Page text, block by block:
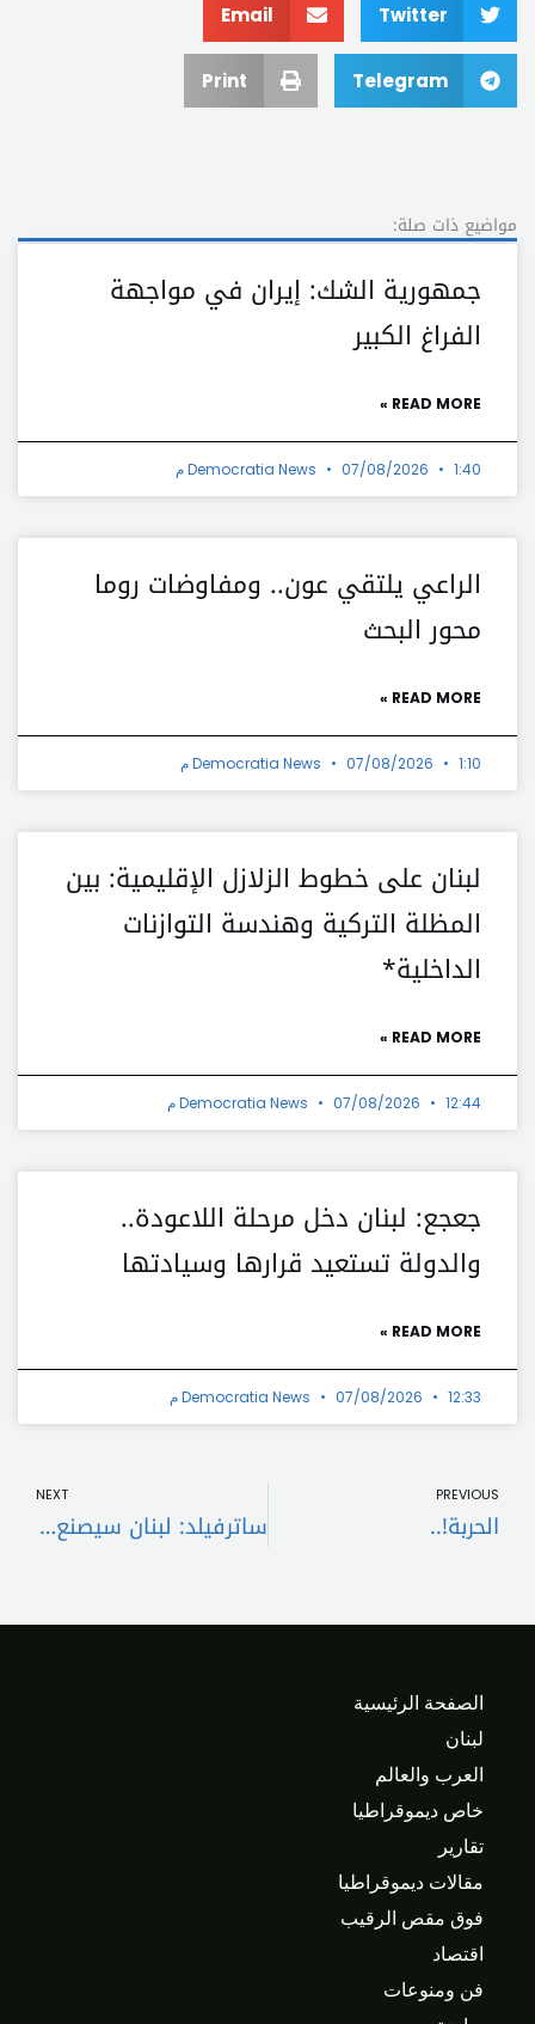
Twitter
Email
Telegram
Print
مواضيع ذات صلة:
جمهورية الشك: إيران في مواجهة
الفراغ الكبير
READ MORE »
Democratia News 07/08/2026 1:40 م
الراعي يلتقي عون.. ومفاوضات روما
محور البحث
READ MORE »
Democratia News 07/08/2026 1:10 م
لبنان على خطوط الزلازل الإقليمية: بين
المظلة التركية وهندسة التوازنات
الداخلية*
READ MORE »
Democratia News 07/08/2026 12:44 م
جعجع: لبنان دخل مرحلة اللاعودة..
والدولة تستعيد قرارها وسيادتها
READ MORE »
Democratia News 07/08/2026 12:33 م
PREVIOUS
الحربة!..
NEXT
ساترفيلد: لبنان سيصنع قراراته
الصفحة الرئيسية
لبنان
العرب والعالم
خاص ديموقراطيا
تقارير
مقالات ديموقراطيا
فوق مقص الرقيب
اقتصاد
فن ومنوعات